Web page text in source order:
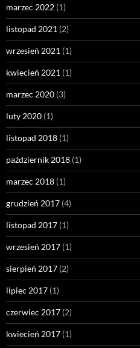
marzec 2022 (1)
listopad 2021 (2)
wrzesień 2021 (1)
kwiecień 2021 (1)
marzec 2020 (3)
luty 2020 (1)
listopad 2018 (1)
październik 2018 (1)
marzec 2018 (1)
grudzień 2017 (4)
listopad 2017 (1)
wrzesień 2017 (1)
sierpień 2017 (2)
lipiec 2017 (1)
czerwiec 2017 (2)
kwiecień 2017 (1)